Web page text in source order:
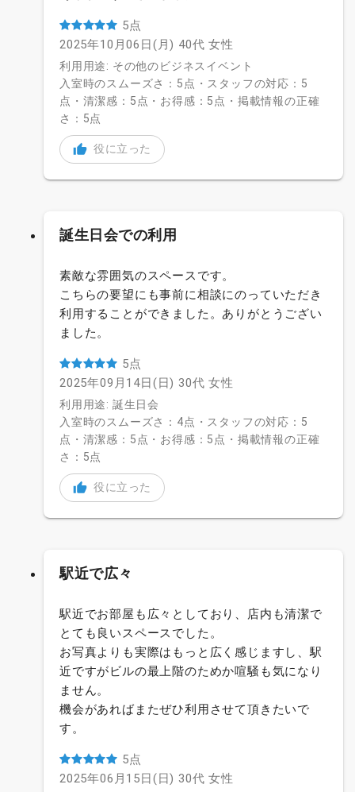
5点
2025年10月06日(月) 40代 女性
利用用途: その他のビジネスイベント
入室時のスムーズさ：5点・スタッフの対応：5
点・清潔感：5点・お得感：5点・掲載情報の正確
さ：5点
役に立った
誕生日会での利用
素敵な雰囲気のスペースです。
こちらの要望にも事前に相談にのっていただき
利用することができました。ありがとうござい
ました。
5点
2025年09月14日(日) 30代 女性
利用用途: 誕生日会
入室時のスムーズさ：4点・スタッフの対応：5
点・清潔感：5点・お得感：5点・掲載情報の正確
さ：5点
役に立った
駅近で広々
駅近でお部屋も広々としており、店内も清潔で
とても良いスペースでした。
お写真よりも実際はもっと広く感じますし、駅
近ですがビルの最上階のためか喧騒も気になり
ません。
機会があればまたぜひ利用させて頂きたいで
す。
5点
2025年06月15日(日) 30代 女性